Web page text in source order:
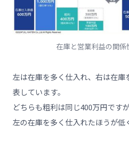
在庫と営業利益の関係
左は在庫を多く仕入れ、右は在庫
表しています。
どちらも粗利は同じ400万円です
左の在庫を多く仕入れたほうが低